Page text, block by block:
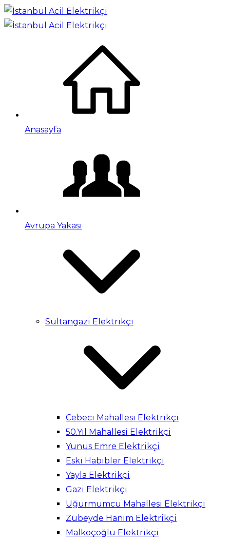
Anasayfa
Avrupa Yakası
Sultangazi Elektrikçi
Cebeci Mahallesi Elektrikçi
50.Yıl Mahallesi Elektrikçi
Yunus Emre Elektrikçi
Eski Habibler Elektrikçi
Yayla Elektrikçi
Gazi Elektrikçi
Uğurmumcu Mahallesi Elektrikçi
Zübeyde Hanım Elektrikçi
Malkoçoğlu Elektrikçi